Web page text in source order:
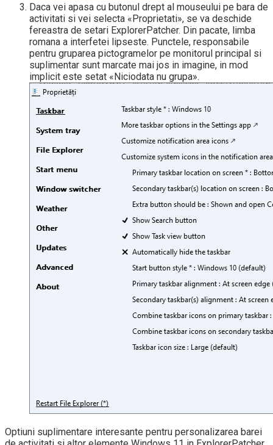
Daca vei apasa cu butonul drept al mouseului pe bara de
activitati si vei selecta «Proprietati», se va deschide
fereastra de setari ExplorerPatcher. Din pacate, limba
romana a interfetei lipseste. Punctele, responsabile
pentru gruparea pictogramelor pe monitorul principal si
suplimentar sunt marcate mai jos in imagine, in mod
implicit este setat «Niciodata nu grupa».
Optiuni suplimentare interesante pentru personalizarea barei